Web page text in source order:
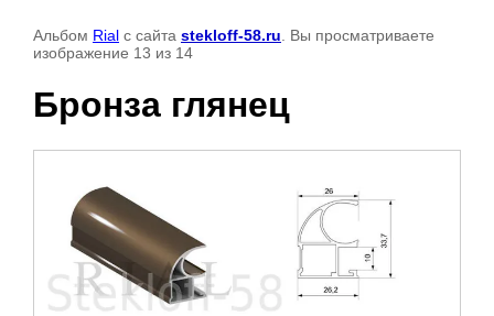
Альбом Rial с сайта stekloff-58.ru . Вы просматриваете
изображение 13 из 14
Бронза глянец